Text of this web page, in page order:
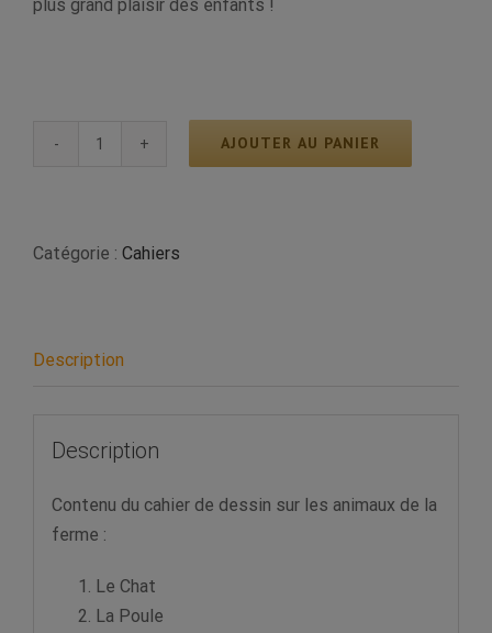
plus grand plaisir des enfants !
-
ferme
AJOUTER AU PANIER
Catégorie : Cahiers
Description
Description
Contenu du cahier de dessin sur les animaux de la
ferme :
Le Chat
La Poule